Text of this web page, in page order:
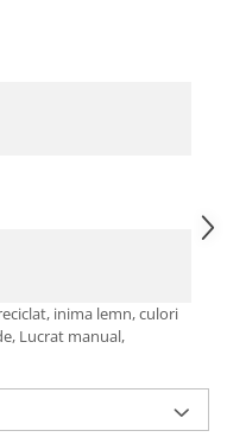
inima lemn, culori
Lucrat manual,